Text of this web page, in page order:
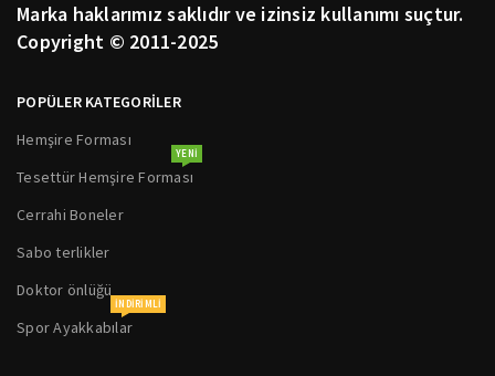
Marka haklarımız saklıdır ve izinsiz kullanımı suçtur.
Copyright © 2011-2025
POPÜLER KATEGORİLER
Hemşire Forması
Tesettür Hemşire Forması
YENI
Cerrahi Boneler
Sabo terlikler
Doktor önlüğü
Spor Ayakkabılar
INDIRIMLI